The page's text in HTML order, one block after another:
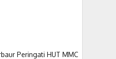
Peringati HUT MMC